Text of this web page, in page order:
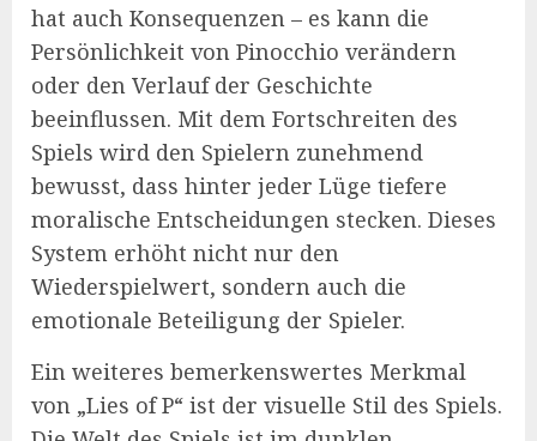
hat auch Konsequenzen – es kann die
Persönlichkeit von Pinocchio verändern
oder den Verlauf der Geschichte
beeinflussen. Mit dem Fortschreiten des
Spiels wird den Spielern zunehmend
bewusst, dass hinter jeder Lüge tiefere
moralische Entscheidungen stecken. Dieses
System erhöht nicht nur den
Wiederspielwert, sondern auch die
emotionale Beteiligung der Spieler.
Ein weiteres bemerkenswertes Merkmal
von „Lies of P“ ist der visuelle Stil des Spiels.